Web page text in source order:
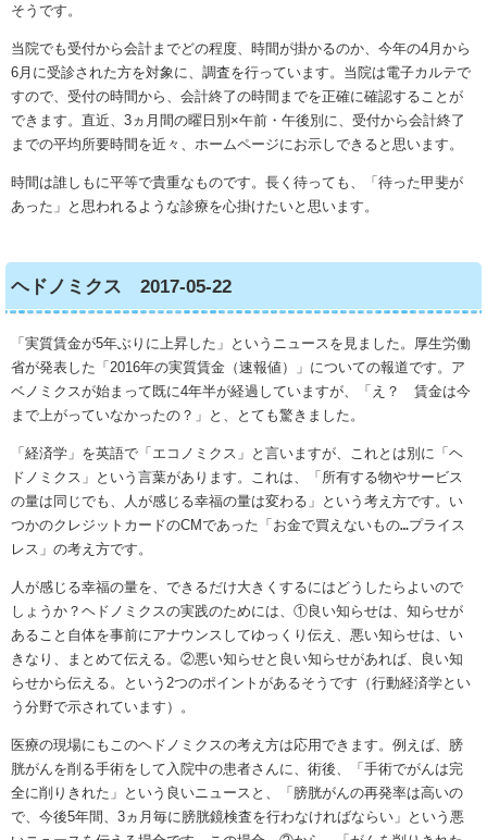
そうです。
当院でも受付から会計までどの程度、時間が掛かるのか、今年の4月から
6月に受診された方を対象に、調査を行っています。当院は電子カルテで
すので、受付の時間から、会計終了の時間までを正確に確認することが
できます。直近、3ヵ月間の曜日別×午前・午後別に、受付から会計終了
までの平均所要時間を近々、ホームページにお示しできると思います。
時間は誰しもに平等で貴重なものです。長く待っても、「待った甲斐が
あった」と思われるような診療を心掛けたいと思います。
ヘドノミクス 2017-05-22
「実質賃金が5年ぶりに上昇した」というニュースを見ました。厚生労働
省が発表した「2016年の実質賃金（速報値）」についての報道です。ア
ベノミクスが始まって既に4年半が経過していますが、「え？ 賃金は今
まで上がっていなかったの？」と、とても驚きました。
「経済学」を英語で「エコノミクス」と言いますが、これとは別に「ヘ
ドノミクス」という言葉があります。これは、「所有する物やサービス
の量は同じでも、人が感じる幸福の量は変わる」という考え方です。い
つかのクレジットカードのCMであった「お金で買えないもの…プライス
レス」の考え方です。
人が感じる幸福の量を、できるだけ大きくするにはどうしたらよいので
しょうか？ヘドノミクスの実践のためには、①良い知らせは、知らせが
あること自体を事前にアナウンスしてゆっくり伝え、悪い知らせは、い
きなり、まとめて伝える。②悪い知らせと良い知らせがあれば、良い知
らせから伝える。という2つのポイントがあるそうです（行動経済学とい
う分野で示されています）。
医療の現場にもこのヘドノミクスの考え方は応用できます。例えば、膀
胱がんを削る手術をして入院中の患者さんに、術後、「手術でがんは完
全に削りきれた」という良いニュースと、「膀胱がんの再発率は高いの
で、今後5年間、3ヵ月毎に膀胱鏡検査を行わなければならい」という悪